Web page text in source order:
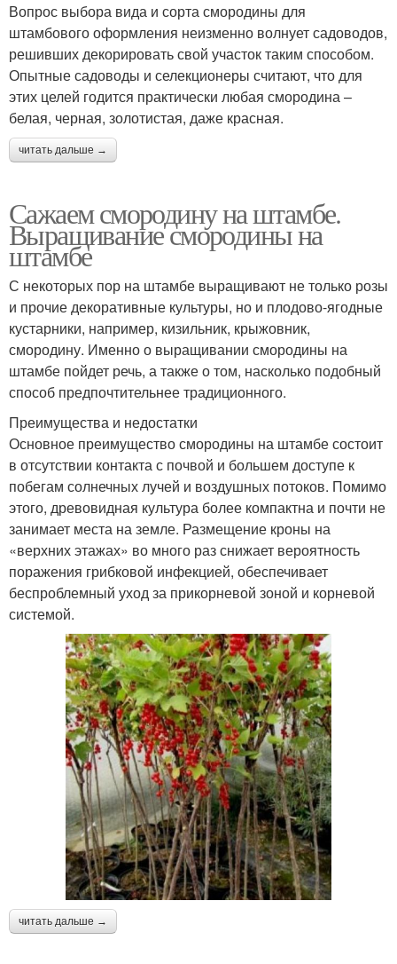
Вопрос выбора вида и сорта смородины для
штамбового оформления неизменно волнует садоводов,
решивших декорировать свой участок таким способом.
Опытные садоводы и селекционеры считают, что для
этих целей годится практически любая смородина –
белая, черная, золотистая, даже красная.
читать дальше →
Сажаем смородину на штамбе.
Выращивание смородины на
штамбе
С некоторых пор на штамбе выращивают не только розы
и прочие декоративные культуры, но и плодово-ягодные
кустарники, например, кизильник, крыжовник,
смородину. Именно о выращивании смородины на
штамбе пойдет речь, а также о том, насколько подобный
способ предпочтительнее традиционного.
Преимущества и недостатки
Основное преимущество смородины на штамбе состоит
в отсутствии контакта с почвой и большем доступе к
побегам солнечных лучей и воздушных потоков. Помимо
этого, древовидная культура более компактна и почти не
занимает места на земле. Размещение кроны на
«верхних этажах» во много раз снижает вероятность
поражения грибковой инфекцией, обеспечивает
беспроблемный уход за прикорневой зоной и корневой
системой.
читать дальше →